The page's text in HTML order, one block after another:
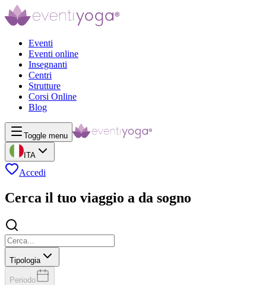
Eventi
Eventi online
Insegnanti
Centri
Strutture
Corsi Online
Blog
Toggle menu
ITA
Accedi
Cerca il tuo viaggio a da sogno
Tipologia
Periodo